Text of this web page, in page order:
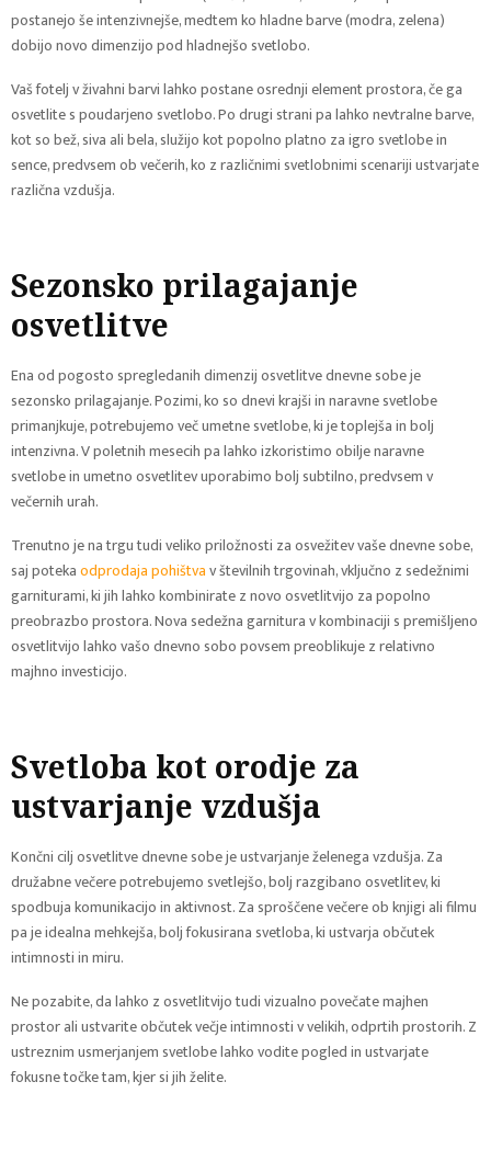
postanejo še intenzivnejše, medtem ko hladne barve (modra, zelena)
dobijo novo dimenzijo pod hladnejšo svetlobo.
Vaš fotelj v živahni barvi lahko postane osrednji element prostora, če ga
osvetlite s poudarjeno svetlobo. Po drugi strani pa lahko nevtralne barve,
kot so bež, siva ali bela, služijo kot popolno platno za igro svetlobe in
sence, predvsem ob večerih, ko z različnimi svetlobnimi scenariji ustvarjate
različna vzdušja.
Sezonsko prilagajanje
osvetlitve
Ena od pogosto spregledanih dimenzij osvetlitve dnevne sobe je
sezonsko prilagajanje. Pozimi, ko so dnevi krajši in naravne svetlobe
primanjkuje, potrebujemo več umetne svetlobe, ki je toplejša in bolj
intenzivna. V poletnih mesecih pa lahko izkoristimo obilje naravne
svetlobe in umetno osvetlitev uporabimo bolj subtilno, predvsem v
večernih urah.
Trenutno je na trgu tudi veliko priložnosti za osvežitev vaše dnevne sobe,
saj potekaodprodaja pohištvav številnih trgovinah, vključno z sedežnimi
garniturami, ki jih lahko kombinirate z novo osvetlitvijo za popolno
preobrazbo prostora. Nova sedežna garnitura v kombinaciji s premišljeno
osvetlitvijo lahko vašo dnevno sobo povsem preoblikuje z relativno
majhno investicijo.
Svetloba kot orodje za
ustvarjanje vzdušja
Končni cilj osvetlitve dnevne sobe je ustvarjanje želenega vzdušja. Za
družabne večere potrebujemo svetlejšo, bolj razgibano osvetlitev, ki
spodbuja komunikacijo in aktivnost. Za sproščene večere ob knjigi ali filmu
pa je idealna mehkejša, bolj fokusirana svetloba, ki ustvarja občutek
intimnosti in miru.
Ne pozabite, da lahko z osvetlitvijo tudi vizualno povečate majhen
prostor ali ustvarite občutek večje intimnosti v velikih, odprtih prostorih. Z
ustreznim usmerjanjem svetlobe lahko vodite pogled in ustvarjate
fokusne točke tam, kjer si jih želite.